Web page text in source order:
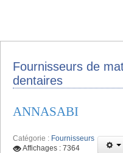
Fournisseurs de
dentaires
ANNASABI
Catégorie : Fournisseurs
Affichages : 7364